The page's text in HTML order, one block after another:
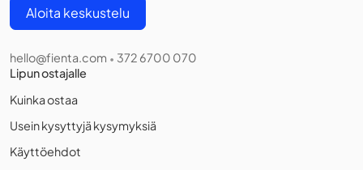
Aloita keskustelu
hello@fienta.com • 372 6700 070
Lipun ostajalle
Kuinka ostaa
Usein kysyttyjä kysymyksiä
Käyttöehdot